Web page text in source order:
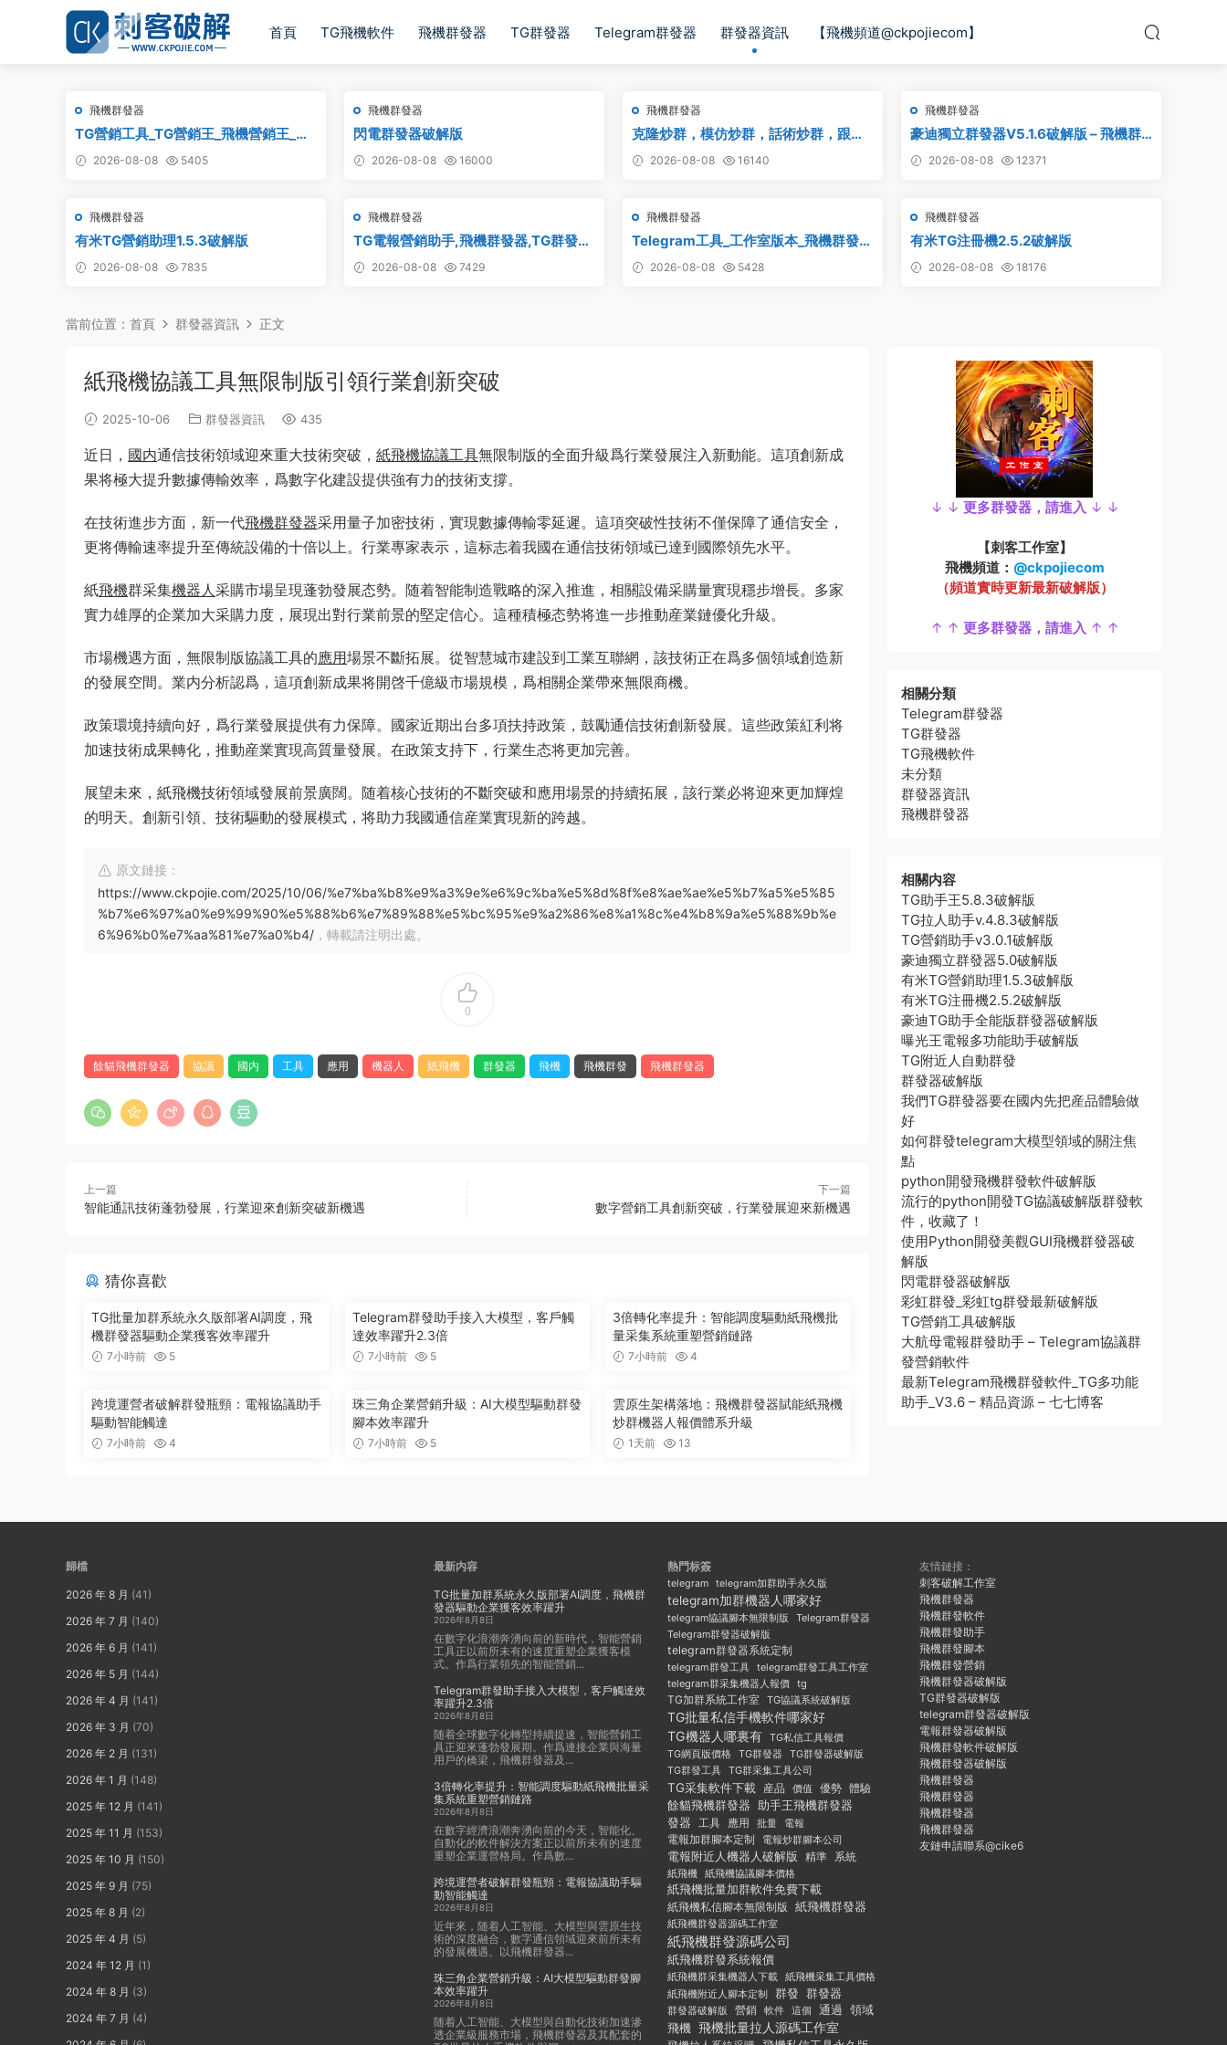
首頁 TG飛機軟件 飛機群發器 TG群發器 Telegram群發器 群發器資訊 【飛機頻道@ckpojiecom】
飛機群發器
TG營銷工具_TG營銷王_飛機營銷王_破
解版2026-08-08 5405
飛機群發器
閃電群發器破解版
2026-08-08 16000
飛機群發器
克隆炒群，模仿炒群，話術炒群，跟發
炒群，自動炒群 破解版 – 群發器 群發軟
件 TG群發器 飛機群發器 飛機群發軟件
2026-08-08 16140
飛機群發器
豪迪獨立群發器V5.1.6破解版 – 飛機群
發器,TG群發器,群發器破解版,群發軟件,
群發工具,群發協議,Telegram群發器,電
2026-08-08 12371
飛機群發器
有米TG營銷助理1.5.3破解版
2026-08-08 7835
飛機群發器
TG電報營銷助手,飛機群發器,TG群發
器,群發器破解版,群發軟件,群發工具,群
發協議,Telegram群發器,電報群發,協議
2026-08-08 7429
飛機群發器
Telegram工具_工作室版本_飛機群發器
_最新破解版
2026-08-08 5428
飛機群發器
有米TG注冊機2.5.2破解版
2026-08-08 18176
當前位置： 首頁 群發器資訊 正文
紙飛機協議工具無限制版引領行業創新突破
2025-10-06 群發器資訊 435
近日， 國内通信技術領域迎來重大技術突破， 紙飛機協議工具無限制版的全面升級爲行業發展注入新動能。這項創新成
果将極大提升數據傳輸效率，爲數字化建設提供強有力的技術支撐。
在技術進步方面，新一代飛機群發器采用量子加密技術，實現數據傳輸零延遲。這項突破性技術不僅保障了通信安全，
更将傳輸速率提升至傳統設備的十倍以上。行業專家表示，這标志着我國在通信技術領域已達到國際領先水平。
紙飛機群采集機器人采購市場呈現蓬勃發展态勢。随着智能制造戰略的深入推進，相關設備采購量實現穩步增長。多家
實力雄厚的企業加大采購力度，展現出對行業前景的堅定信心。這種積極态勢将進一步推動産業鏈優化升級。
市場機遇方面，無限制版協議工具的應用場景不斷拓展。從智慧城市建設到工業互聯網，該技術正在爲多個領域創造新
的發展空間。業内分析認爲，這項創新成果将開啓千億級市場規模，爲相關企業帶來無限商機。
政策環境持續向好，爲行業發展提供有力保障。國家近期出台多項扶持政策，鼓勵通信技術創新發展。這些政策紅利将
加速技術成果轉化，推動産業實現高質量發展。在政策支持下，行業生态将更加完善。
展望未來，紙飛機技術領域發展前景廣闊。随着核心技術的不斷突破和應用場景的持續拓展，該行業必将迎來更加輝煌
的明天。創新引領、技術驅動的發展模式，将助力我國通信産業實現新的跨越。
原文鏈接：
https://www.ckpojie.com/2025/10/06/%e7%ba%b8%e9%a3%9e%e6%9c%ba%e5%8d%8f%e8%ae%ae%e5%b7%a5%e5%85
%b7%e6%97%a0%e9%99%90%e5%88%b6%e7%89%88%e5%bc%95%e9%a2%86%e8%a1%8c%e4%b8%9a%e5%88%9b%e
6%96%b0%e7%aa%81%e7%a0%b4/ ，轉載請注明出處。
0
餘貓飛機群發器 協議 國内 工具 應用 機器人 紙飛機 群發器 飛機 飛機群發 飛機群發器
上一篇
智能通訊技術蓬勃發展，行業迎來創新突破新機遇
下一篇
數字營銷工具創新突破，行業發展迎來新機遇
猜你喜歡
TG批量加群系統永久版部署AI調度，飛
機群發器驅動企業獲客效率躍升
7小時前 5
Telegram群發助手接入大模型，客戶觸
達效率躍升2.3倍
7小時前 5
3倍轉化率提升：智能調度驅動紙飛機批
量采集系統重塑營銷鏈路
7小時前 4
跨境運營者破解群發瓶頸：電報協議助手
驅動智能觸達
7小時前 4
珠三角企業營銷升級：AI大模型驅動群發
腳本效率躍升
7小時前 5
雲原生架構落地：飛機群發器賦能紙飛機
炒群機器人報價體系升級
1天前 13
↓ ↓ 更多群發器，請進入 ↓ ↓
【刺客工作室】
飛機頻道： @ckpojiecom
（頻道實時更新最新破解版）
↑ ↑ 更多群發器，請進入 ↑ ↑
相關分類
Telegram群發器
TG群發器
TG飛機軟件
未分類
群發器資訊
飛機群發器
相關内容
TG助手王5.8.3破解版
TG拉人助手v.4.8.3破解版
TG營銷助手v3.0.1破解版
豪迪獨立群發器5.0破解版
有米TG營銷助理1.5.3破解版
有米TG注冊機2.5.2破解版
豪迪TG助手全能版群發器破解版
曝光王電報多功能助手破解版
TG附近人自動群發
群發器破解版
我們TG群發器要在國内先把産品體驗做
好
如何群發telegram大模型領域的關注焦
點
python開發飛機群發軟件破解版
流行的python開發TG協議破解版群發軟
件，收藏了！
使用Python開發美觀GUI飛機群發器破
解版
閃電群發器破解版
彩虹群發_彩虹tg群發最新破解版
TG營銷工具破解版
大航母電報群發助手 – Telegram協議群
發營銷軟件
最新Telegram飛機群發軟件_TG多功能
助手_V3.6 – 精品資源 – 七七博客
歸檔
2026 年 8 月 (41)
2026 年 7 月 (140)
2026 年 6 月 (141)
2026 年 5 月 (144)
2026 年 4 月 (141)
2026 年 3 月 (70)
2026 年 2 月 (131)
2026 年 1 月 (148)
2025 年 12 月 (141)
2025 年 11 月 (153)
2025 年 10 月 (150)
2025 年 9 月 (75)
2025 年 8 月 (2)
2025 年 4 月 (5)
2024 年 12 月 (1)
2024 年 8 月 (3)
2024 年 7 月 (4)
最新内容
TG批量加群系統永久版部署AI調度，飛機群
發器驅動企業獲客效率躍升
2026年8月8日
在數字化浪潮奔湧向前的新時代，智能營銷
工具正以前所未有的速度重塑企業獲客模
式。作爲行業領先的智能營銷...
Telegram群發助手接入大模型，客戶觸達效
率躍升2.3倍
2026年8月8日
随着全球數字化轉型持續提速，智能營銷工
具正迎來蓬勃發展期。作爲連接企業與海量
用戶的橋梁，飛機群發器及...
3倍轉化率提升：智能調度驅動紙飛機批量采
集系統重塑營銷鏈路
2026年8月8日
在數字經濟浪潮奔湧向前的今天，智能化、
自動化的軟件解決方案正以前所未有的速度
重塑企業運營格局。作爲數...
跨境運營者破解群發瓶頸：電報協議助手驅
動智能觸達
2026年8月8日
近年來，随着人工智能、大模型與雲原生技
術的深度融合，數字通信領域迎來前所未有
的發展機遇。以飛機群發器...
珠三角企業營銷升級：AI大模型驅動群發腳
本效率躍升
2026年8月8日
随着人工智能、大模型與自動化技術加速滲
透企業級服務市場，飛機群發器及其配套的
熱門标簽
telegram telegram加群助手永久版
telegram加群機器人哪家好
telegram協議腳本無限制版
Telegram群發器
Telegram群發器破解版
telegram群發器系統定制
telegram群發工具 telegram群發工具工作室
telegram群采集機器人報價 tg
TG加群系統工作室 TG協議系統破解版
TG批量私信手機軟件哪家好
TG機器人哪裏有 TG私信工具報價
TG網頁版價格 TG群發器
TG群發器破解版
TG群發工具 TG群采集工具公司
TG采集軟件下載 産品 價值 優勢 體驗
餘貓飛機群發器 助手王飛機群發器
發器 工具 應用 批量 電報
電報加群腳本定制 電報炒群腳本公司
電報附近人機器人破解版 精準
系統
紙飛機
紙飛機協議腳本價格
紙飛機批量加群軟件免費下載
紙飛機私信腳本無限制版 紙飛機群發器
紙飛機群發器源碼工作室
紙飛機群發源碼公司
紙飛機群發系統報價
紙飛機群采集機器人下載 紙飛機采集工具價格
紙飛機附近人腳本定制
群發 群發器
群發器破解版 營銷 軟件 這個 通過 領域
飛機 飛機批量拉人源碼工作室
友情鏈接：
刺客破解工作室
飛機群發器
飛機群發軟件
飛機群發助手
飛機群發腳本
飛機群發營銷
飛機群發器破解版
TG群發器破解版
telegram群發器破解版
電報群發器破解版
飛機群發軟件破解版
飛機群發器破解版
飛機群發器
飛機群發器
飛機群發器
飛機群發器
友鏈申請聯系@cike6